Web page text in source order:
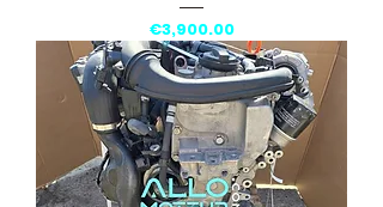
Price
€3,900.00